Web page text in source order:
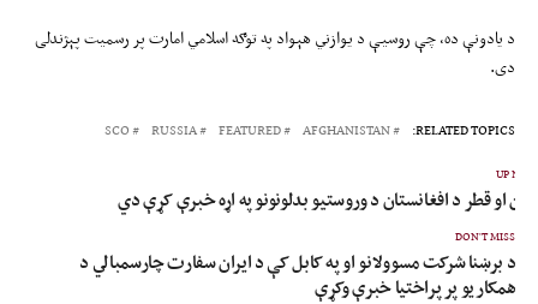
د یادونې ده، چې روسیې د یوازني هېواد په توګه اسلامي امارت پر رسمیت پېژندلی
دی.
RELATED TOPICS:
AFGHANISTAN
FEATURED
RUSSIA
SCO
UP
او قطر د افغانستان د وروستیو بدلونونو په اړه خبرې کړې دي
DON'T MISS
د برښنا شرکت مسوولانو او په کابل کې د ایران سفارت چارسمبالي د
همکاریو پر پراختیا خبرې وکړې